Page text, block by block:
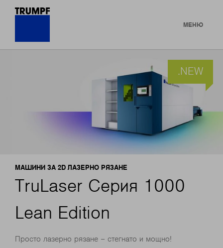
МЕНЮ
.NEW
МАШИНИ ЗА 2D ЛАЗЕРНО РЯЗАНЕ
TruLaser Серия 1000
Lean Edition
Просто лазерно рязане – стегнато и мощно!